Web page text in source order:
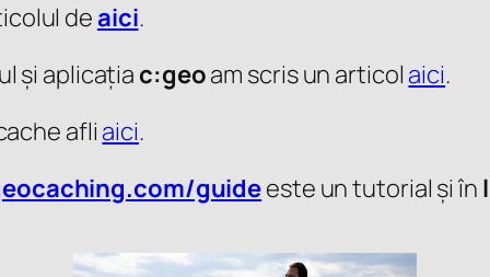
de aici.
și aplicația c:geoam scris un articol aici.
afli aici.
guideeste un tutorial și în